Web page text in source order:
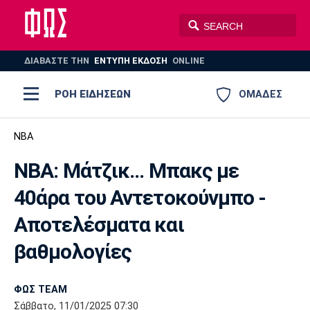
ΔΙΑΒΑΣΤΕ THN ΕΝΤΥΠΗ ΕΚΔΟΣΗ ONLINE
ΟΜΑΔΕΣ
ΡΟΗ ΕΙΔΗΣΕΩΝ
ΠΟΛΟ
AUTO-MOTO PLUS
Ποδόσφαιρο
Super League 1
Super League 2
Γ Εθνική
Μπάσκετ
Ελλάδα
Ολυμπιακοί Αγώνες
Ολυμπιακός ΑΕΚ ΠΑΟΚ
NBA
NBA: Μάτζικ... Μπακς με
40άρα του Αντετοκούνμπο -
Αποτελέσματα και
βαθμολογίες
ΦΩΣ TEAM
Σάββατο, 11/01/2025 07:30